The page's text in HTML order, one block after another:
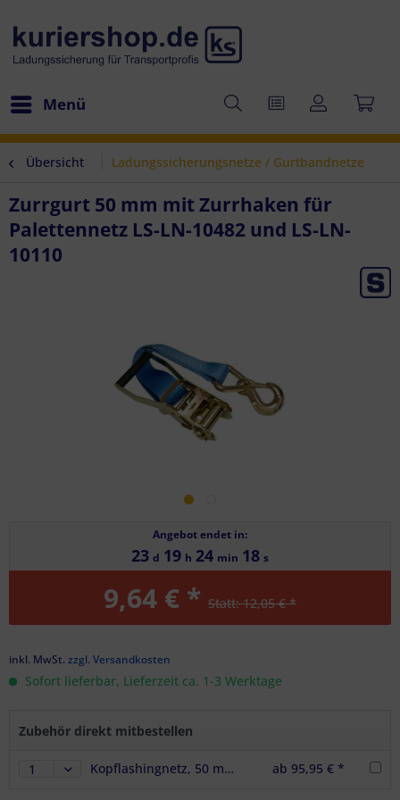
Menü
Übersicht Ladungssicherungsnetze / Gurtbandnetze
Zurrgurt 50 mm mit Zurrhaken für
Palettennetz LS-LN-10482 und LS-LN-
10110
Angebot endet in:
23 d 19 h 24 min 17 s
9,64 € * Statt: 12,05 € *
inkl. MwSt. zzgl. Versandkosten
Sofort lieferbar, Lieferzeit ca. 1-3 Werktage
Zubehör direkt mitbestellen
Kopflashingnetz, 50 mm, 2500 daN, Breite 2,40 m inkl. 2 Ratschen & Gurtschutz ab 95,95 € *